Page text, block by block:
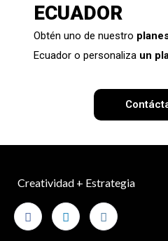
ECUADOR
Obtén uno de nuestro
Ecuador o personaliza un
Creatividad + Estrategia